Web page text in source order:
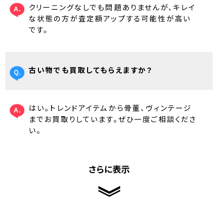
クリーニングなしでも問題ありませんが、キレイ
な状態の方が査定額アップする可能性が高い
です。
古い物でも買取してもらえますか？
はい。トレンドアイテムから骨董、ヴィンテージ
までお買取りしています。ぜひ一度ご相談くださ
い。
さらに表示